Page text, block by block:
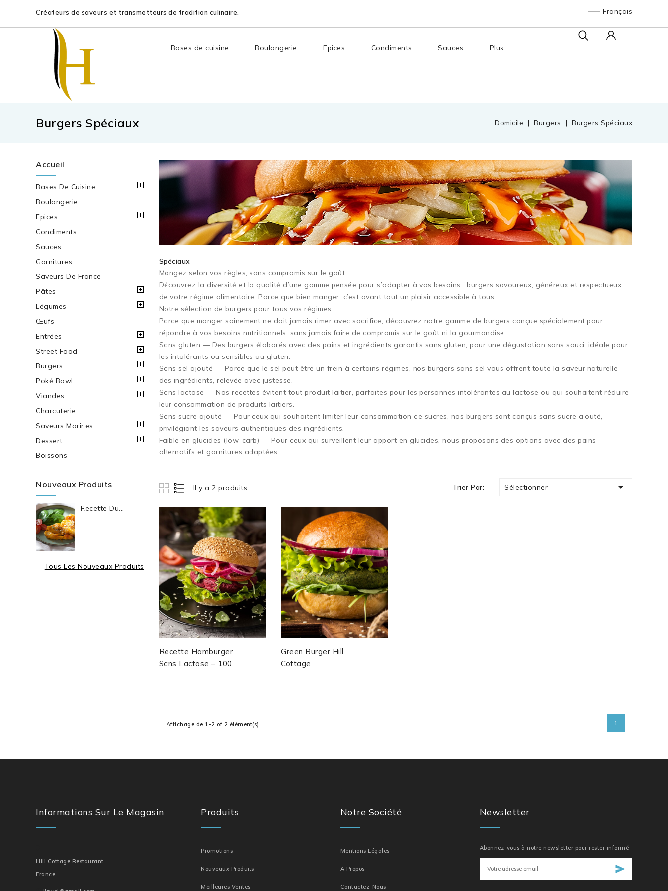
Créateurs de saveurs et transmetteurs de tradition culinaire. Français
Bases de cuisine Boulangerie Epices Condiments Sauces Plus
Burgers Spéciaux Domicile Burgers Burgers Spéciaux
Accueil
Bases De Cuisine
Boulangerie
Epices
Condiments
Sauces
Garnitures
Saveurs De France
Pâtes
Légumes
Œufs
Entrées
Street Food
Burgers
Poké Bowl
Viandes
Charcuterie
Saveurs Marines
Dessert
Boissons
Nouveaux Produits
Recette Du...
Tous Les Nouveaux Produits
Spéciaux
Mangez selon vos règles, sans compromis sur le goût
Découvrez la diversité et la qualité d’une gamme pensée pour s’adapter à vos besoins : burgers savoureux, généreux et respectueux
de votre régime alimentaire. Parce que bien manger, c’est avant tout un plaisir accessible à tous.
Notre sélection de burgers pour tous vos régimes
Parce que manger sainement ne doit jamais rimer avec sacrifice, découvrez notre gamme de burgers conçue spécialement pour
répondre à vos besoins nutritionnels, sans jamais faire de compromis sur le goût ni la gourmandise.
Sans gluten — Des burgers élaborés avec des pains et ingrédients garantis sans gluten, pour une dégustation sans souci, idéale pour
les intolérants ou sensibles au gluten.
Sans sel ajouté — Parce que le sel peut être un frein à certains régimes, nos burgers sans sel vous offrent toute la saveur naturelle
des ingrédients, relevée avec justesse.
Sans lactose — Nos recettes évitent tout produit laitier, parfaites pour les personnes intolérantes au lactose ou qui souhaitent réduire
leur consommation de produits laitiers.
Sans sucre ajouté — Pour ceux qui souhaitent limiter leur consommation de sucres, nos burgers sont conçus sans sucre ajouté,
privilégiant les saveurs authentiques des ingrédients.
Faible en glucides (low-carb) — Pour ceux qui surveillent leur apport en glucides, nous proposons des options avec des pains
alternatifs et garnitures adaptées.
Il y a 2 produits. Trier Par: Sélectionner 
Recette Hamburger
Sans Lactose – 100%
Green Burger Hill
Cottage
Affichage de 1-2 of 2 élément(s) 1
Informations Sur Le Magasin
Hill Cottage Restaurant
France
Produits
Promotions
Nouveaux Produits
Meilleures Ventes
Notre Société
Mentions Légales
A Propos
Contactez-Nous
Newsletter
Abonnez-vous à notre newsletter pour rester informé